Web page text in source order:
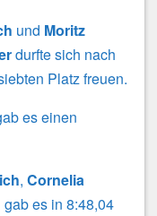
und Moritz
durfte sich nach
Platz freuen.
es einen
, Cornelia
gab es in 8:48,04